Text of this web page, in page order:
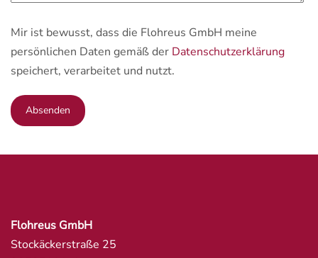
Mir ist bewusst, dass die Flohreus GmbH meine
persönlichen Daten gemäß der Datenschutzerklärung
speichert, verarbeitet und nutzt.
Absenden
Flohreus GmbH
Stockäckerstraße 25